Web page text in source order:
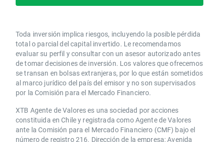
Toda inversión implica riesgos, incluyendo la posible pérdida
total o parcial del capital invertido. Le recomendamos
evaluar su perfil y consultar con un asesor autorizado antes
de tomar decisiones de inversión. Los valores que ofrecemos
se transan en bolsas extranjeras, por lo que están sometidos
al marco jurídico del país del emisor y no son supervisados
por la Comisión para el Mercado Financiero.
XTB Agente de Valores es una sociedad por acciones
constituida en Chile y registrada como Agente de Valores
ante la Comisión para el Mercado Financiero (CMF) bajo el
número de registro 216. Dirección de la empresa: Avenida